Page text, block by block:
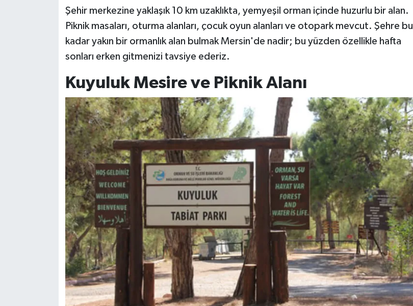
Şehir merkezine yaklaşık 10 km uzaklıkta, yemyeşil orman içinde huzurlu bir alan.
Piknik masaları, oturma alanları, çocuk oyun alanları ve otopark mevcut. Şehre bu
kadar yakın bir ormanlık alan bulmak Mersin'de nadir; bu yüzden özellikle hafta
sonları erken gitmenizi tavsiye ederiz.
Kuyuluk Mesire ve Piknik Alanı